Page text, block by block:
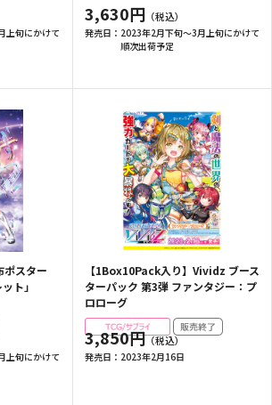
上旬にかけて
3,630円
発売日： 2023年2月下旬～3月上旬にかけて
順次出荷予定
スター
ト」
上旬にかけて
【1Box10Pack入り】Vividz ブース
ターパック 第3弾 ファンタジー：プ
ロローグ
3,850円
発売日： 2023年2月16日